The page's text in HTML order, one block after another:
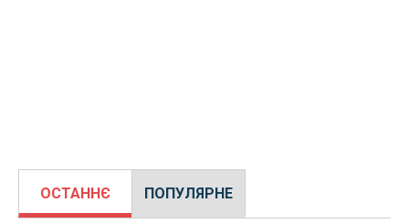
ОСТАННЄ ПОПУЛЯРНЕ